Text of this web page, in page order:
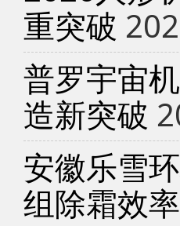
重突破
普罗宇宙
造新突破
安徽乐雪
组除霜效率